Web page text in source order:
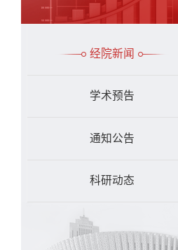
经院新闻
学术预告
通知公告
科研动态